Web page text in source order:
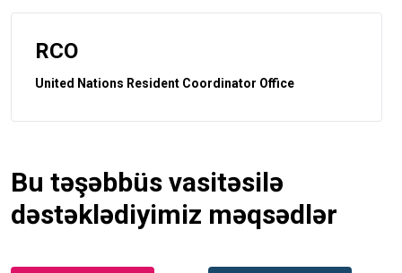
RCO
United Nations Resident Coordinator Office
Bu təşəbbüs vasitəsilə
dəstəklədiyimiz məqsədlər